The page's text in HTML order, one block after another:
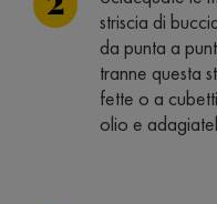
striscia di
da punta a
tranne questa
fette o a
olio e